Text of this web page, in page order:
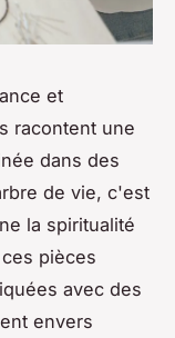
et
racontent une
dans des
de vie, c'est
la spiritualité
pièces
avec des
envers